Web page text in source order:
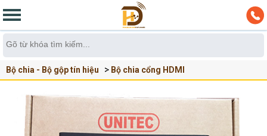
Bộ chia - Bộ gộp tín hiệu Bộ chia cổng HDMI